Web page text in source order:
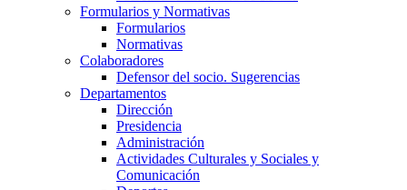
Formularios y Normativas
Formularios
Normativas
Colaboradores
Defensor del socio. Sugerencias
Departamentos
Dirección
Presidencia
Administración
Actividades Culturales y Sociales y
Comunicación